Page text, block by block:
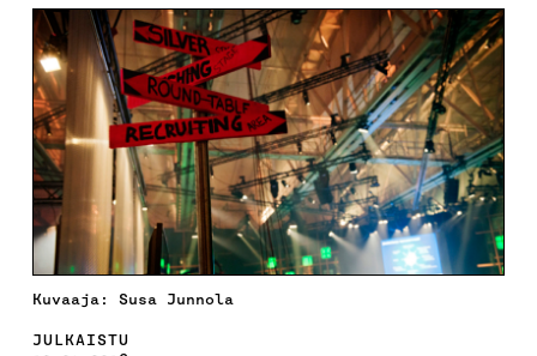
Kuvaaja: Susa Junnola
JULKAISTU